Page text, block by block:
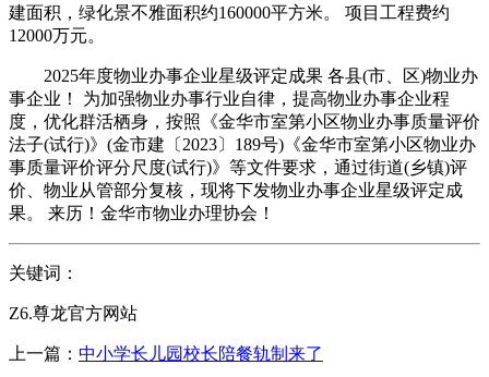
建面积，绿化景不雅面积约160000平方米。 项目工程费约
12000万元。
2025年度物业办事企业星级评定成果 各县(市、区)物业办
事企业！ 为加强物业办事行业自律，提高物业办事企业程
度，优化群活栖身，按照《金华市室第小区物业办事质量评价
法子(试行)》(金市建〔2023〕189号)《金华市室第小区物业办
事质量评价评分尺度(试行)》等文件要求，通过街道(乡镇)评
价、物业从管部分复核，现将下发物业办事企业星级评定成
果。 来历！金华市物业办理协会！
关键词：
Z6.尊龙官方网站
上一篇： 中小学长儿园校长陪餐轨制来了